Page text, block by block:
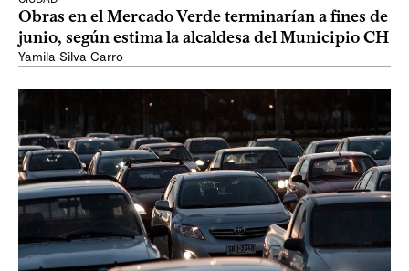
Obras en el Mercado Verde terminarían a fines de
junio, según estima la alcaldesa del Municipio CH
Yamila Silva Carro